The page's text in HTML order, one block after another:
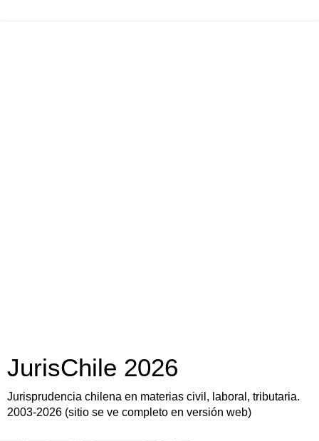
JurisChile 2026
Jurisprudencia chilena en materias civil, laboral, tributaria.
2003-2026 (sitio se ve completo en versión web)